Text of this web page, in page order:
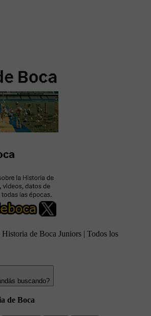
de Boca Juniors | Todos los
buscando?
de Boca